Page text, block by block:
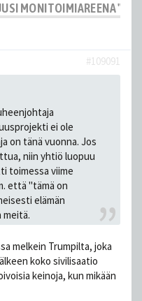
MONITOIMIAREENA
#109091
ei ole
on tänä vuonna. Jos
niin yhtiö luopuu
toimessa viime
että "tämä on
elämän
melkein Trumpilta, joka
koko sivilisaatio
keinoja, kun mikään